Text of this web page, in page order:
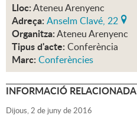
Lloc:Ateneu Arenyenc
Adreça: Anselm Clavé, 22
Organitza:Ateneu Arenyenc
Tipus d'acte: Conferència
Marc: Conferències
INFORMACIÓ RELACIONADA
Dijous,2 de junyde2016